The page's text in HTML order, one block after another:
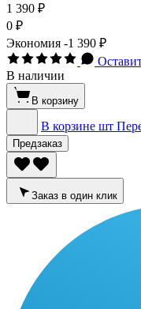
1 390 ₽
0 ₽
Экономия -1 390 ₽
В наличии
В корзину
В корзине шт
Предзаказ
Заказ в один клик